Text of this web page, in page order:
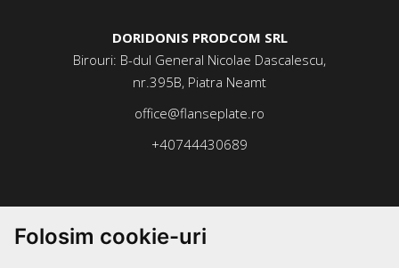
Folosim cookie-uri
DORIDONIS PRODCOM SRL
Birouri: B-dul General Nicolae Dascalescu,
nr.395B, Piatra Neamt
office@flanseplate.ro
+40744430689